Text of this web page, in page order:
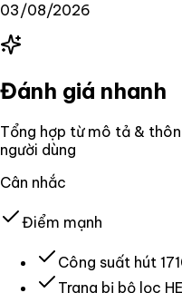
03/08/2026
Đánh giá nhanh
Tổng hợp từ mô tả &
người dùng
Cân nhắc
Điểm mạnh
Công suất hút
Trang bị bộ lọc